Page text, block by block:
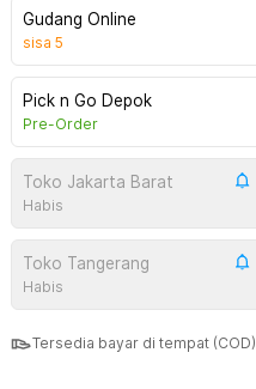
Gudang Online
sisa 5
Pick n Go Depok
Pre-Order
Toko Jakarta Barat
Habis
Toko Tangerang
Habis
Tersedia bayar di tempat (COD)